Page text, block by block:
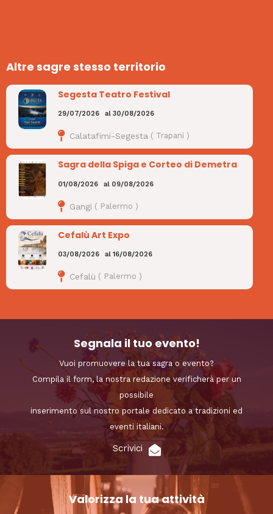
Altre sagre stesso territorio
Segesta Teatro Festival
29/07/2026 al30/08/2026
Calatafimi-Segesta ( Trapani )
Sagra della Spiga e Corteo di Demetra
01/08/2026 al 09/08/2026
Gangi ( Palermo )
Cefalù Art Expo
03/08/2026 al16/08/2026
Cefalù ( Palermo )
Segnala il tuo evento!
Vuoi promuovere la tua sagra o evento?
Compila il form, la nostra redazione verificherà per un
possibile
inserimento sul nostro portale dedicato a tradizioni ed
eventi italiani.
Scrivici
Valorizza la tua attività